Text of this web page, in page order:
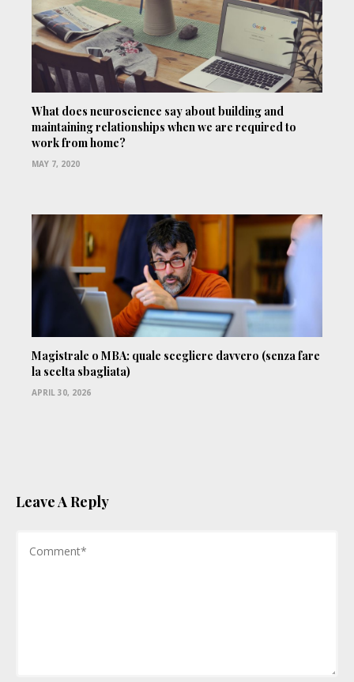
What does neuroscience say about building and
maintaining relationships when we are required to
work from home?
MAY 7, 2020
Magistrale o MBA: quale scegliere davvero (senza fare
la scelta sbagliata)
APRIL 30, 2026
Leave A Reply